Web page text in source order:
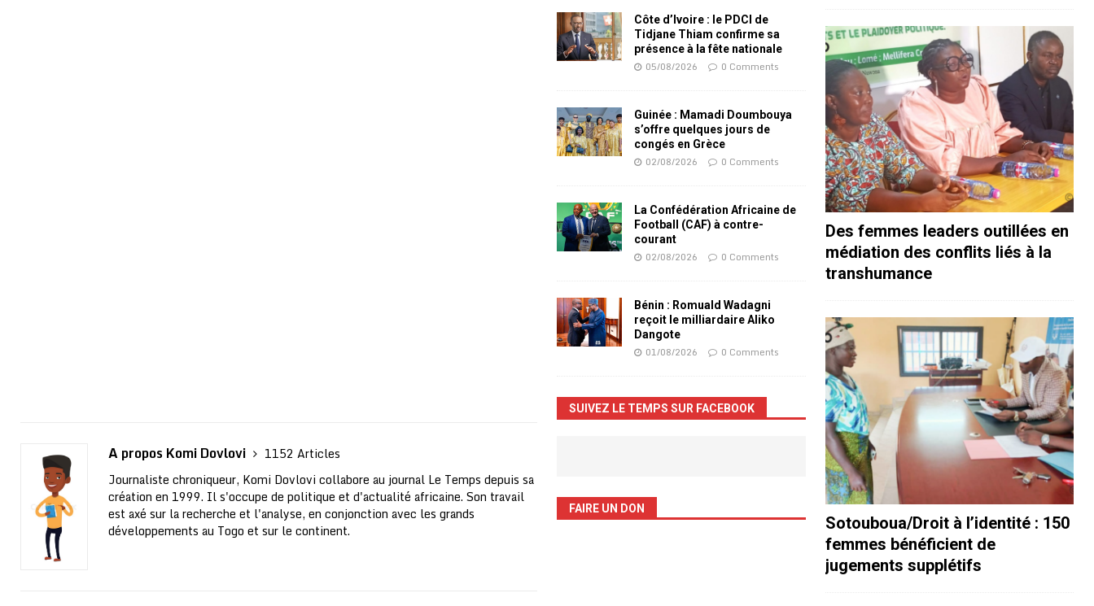
A propos Komi Dovlovi
1152 Articles
Journaliste chroniqueur, Komi Dovlovi collabore au journal Le Temps depuis sa
création en 1999. Il s'occupe de politique et d'actualité africaine. Son travail
est axé sur la recherche et l'analyse, en conjonction avec les grands
développements au Togo et sur le continent.
Côte d’Ivoire : le PDCI de
Tidjane Thiam confirme sa
présence à la fête nationale
05/08/2026 0 Comments
Guinée : Mamadi Doumbouya
s’offre quelques jours de
congés en Grèce
02/08/2026 0 Comments
La Confédération Africaine de
Football (CAF) à contre-
courant
02/08/2026 0 Comments
Bénin : Romuald Wadagni
reçoit le milliardaire Aliko
Dangote
01/08/2026 0 Comments
SUIVEZ LE TEMPS SUR FACEBOOK
FAIRE UN DON
Des femmes leaders outillées en
médiation des conflits liés à la
transhumance
Sotouboua/Droit à l’identité : 150
femmes bénéficient de
jugements supplétifs